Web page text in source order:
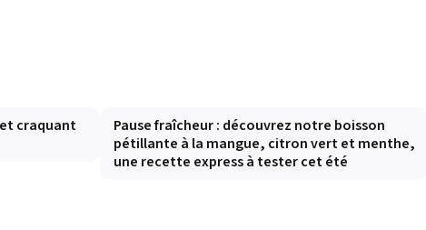
craquant
Pause fraîcheur : découvrez notre boisson
pétillante à la mangue, citron vert et menthe,
une recette express à tester cet été